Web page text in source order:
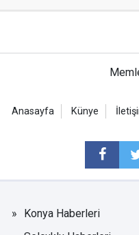
Anasayfa Künye
Konya Haberleri